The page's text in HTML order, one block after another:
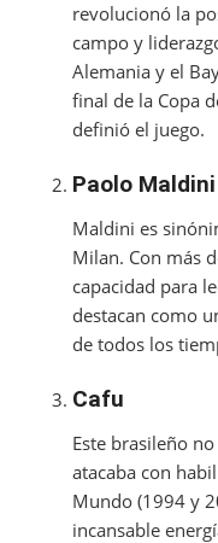
revolucionó la
campo y
Alemania y el
final de la Copa
definió el juego.
Paolo Maldini
Maldini es
Milan. Con más
capacidad para
destacan como
de todos los
Cafu
Este brasileño
atacaba con
Mundo (1994 y
incansable